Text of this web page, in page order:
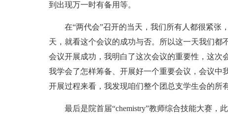
到出现万一时有备用等。
在“两代会”召开的当天，我们所有人都很紧张
天，就看这个会议的成功与否。所以这一天我们都
会议开展成功，我明白了这次会议的重要性，这次
我学会了怎样筹备、开展好一个重要会议，会议中
开展过程来看，我发现咱们整个团总支学生会的所
最后是院首届“chemistry”教师综合技能大赛